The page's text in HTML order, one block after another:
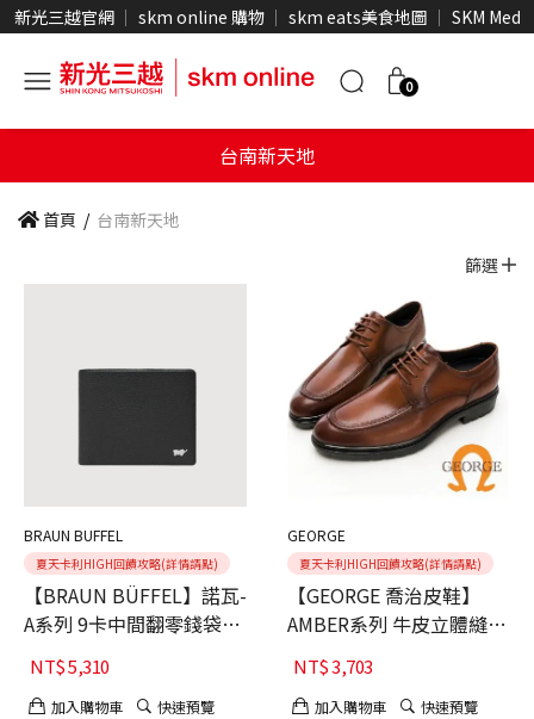
新光三越官網 skm online 購物 skm eats美食地圖 SKM Media
0
台南新天地
首頁 / 台南新天地
篩選
BRAUN BUFFEL
夏天卡利HIGH回饋攻略(詳情請點)
【BRAUN BÜFFEL】諾瓦-
A系列 9卡中間翻零錢袋短
NT$5,310
加入購物車 快速預覽
GEORGE
夏天卡利HIGH回饋攻略(詳情請點)
【GEORGE 喬治皮鞋】
AMBER系列 牛皮立體縫線
微空調氣墊皮鞋-棕色40
NT$3,703
加入購物車 快速預覽